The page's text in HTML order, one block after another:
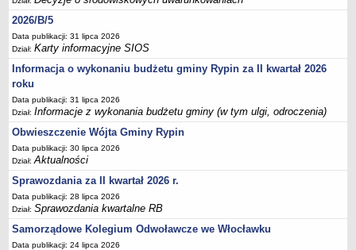
Protokoły
Imienne wykazy głosowań radnych
Postać dokumentów
Akty Prawne, Dzienniki Ustaw, Monitory Polskie
Prawo miejscowe
Zarządzenia
Studium uwarunkowań i kierunków zagospodarowania
przestrzennego
Dane przestrzenne - MPZP
Stałe obwody głosowania, numery, granice oraz siedziby
obwodowych komisji wyborczych, opis granic okręgów wyborczych
Plan ogólny gminy Rypin
2026/B/5
Data publikacji: 31 lipca 2026
Dział:Karty informacyjne SIOS
Informacja o wykonaniu budżetu gminy Rypin za II kwartał 2026
roku
Data publikacji: 31 lipca 2026
Dział:Informacje z wykonania budżetu gminy (w tym ulgi, odroczenia)
Obwieszczenie Wójta Gminy Rypin
Data publikacji: 30 lipca 2026
Dział:Aktualności
Sprawozdania za II kwartał 2026 r.
Data publikacji: 28 lipca 2026
Dział:Sprawozdania kwartalne RB
Samorządowe Kolegium Odwoławcze we Włocławku
Data publikacji: 24 lipca 2026